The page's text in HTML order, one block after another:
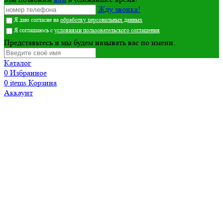
Жду звонка!
Я даю согласие на обработку персональных данных
Я соглашаюсь с условиями пользовательского соглашения
Представьтесь и мы будем называть вас по имени.
Каталог
0 Избранное
0 items Корзина
Аккаунт